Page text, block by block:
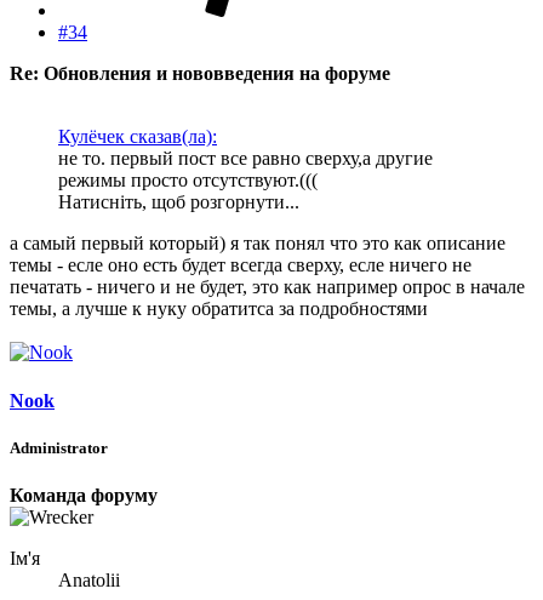
#34
Re: Обновления и нововведения на форуме
Кулёчек сказав(ла):
не то. первый пост все равно сверху,а другие
режимы просто отсутствуют.(((
Натисніть, щоб розгорнути...
а самый первый который) я так понял что это как описание
темы - есле оно есть будет всегда сверху, есле ничего не
печатать - ничего и не будет, это как например опрос в начале
темы, а лучше к нуку обратитса за подробностями
Nook
Administrator
Команда форуму
Ім'я
Anatolii